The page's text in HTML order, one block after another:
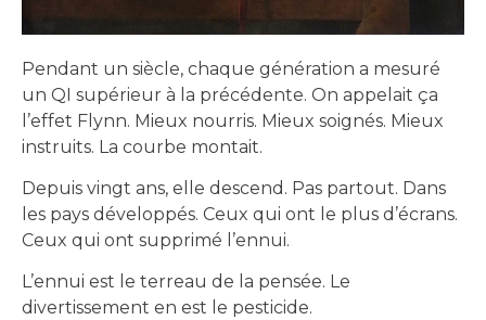
Pendant un siècle, chaque génération a mesuré
un QI supérieur à la précédente. On appelait ça
l’effet Flynn. Mieux nourris. Mieux soignés. Mieux
instruits. La courbe montait.
Depuis vingt ans, elle descend. Pas partout. Dans
les pays développés. Ceux qui ont le plus d’écrans.
Ceux qui ont supprimé l’ennui.
L’ennui est le terreau de la pensée. Le
divertissement en est le pesticide.